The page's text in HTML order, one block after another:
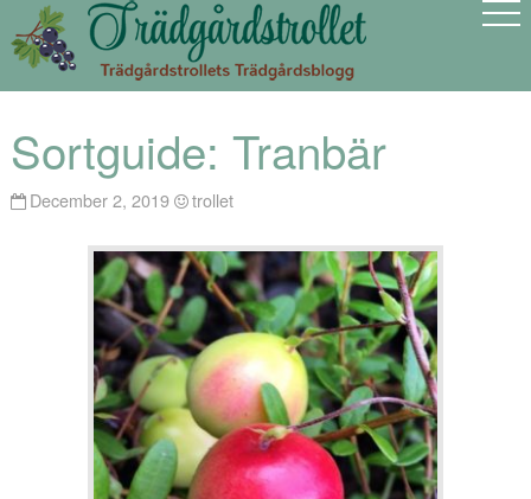
Sortguide: Tranbär
December 2, 2019 trollet